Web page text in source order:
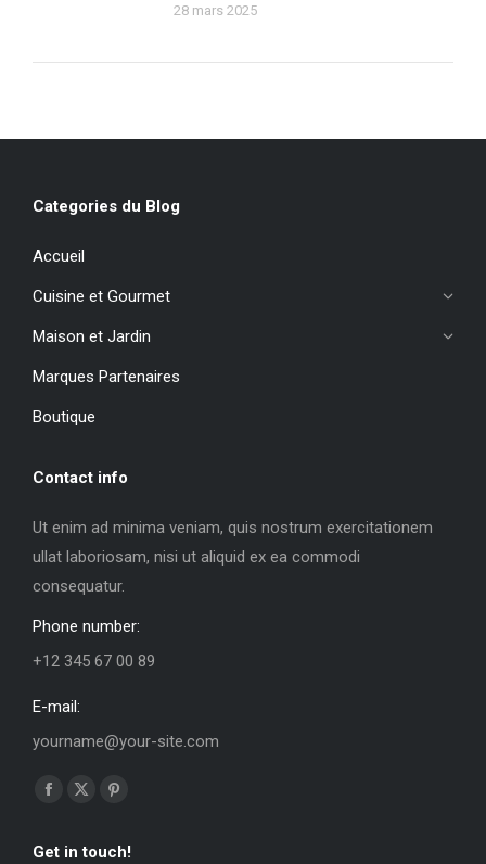
28 mars 2025
Categories du Blog
Accueil
Cuisine et Gourmet
Maison et Jardin
Marques Partenaires
Boutique
Contact info
Ut enim ad minima veniam, quis nostrum exercitationem
ullat laboriosam, nisi ut aliquid ex ea commodi
consequatur.
Phone number:
+12 345 67 00 89
E-mail:
yourname@your-site.com
Trouvez nous sur :
La
Facebook
La
X
La
Pinterest
Get in touch!